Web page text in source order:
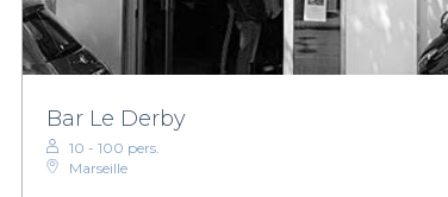
Bar Le Derby
10 - 100 pers.
Marseille